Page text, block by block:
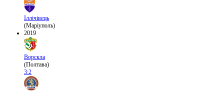
Іллічівець
(Маріуполь)
2019
Ворскла
(Полтава)
3:2